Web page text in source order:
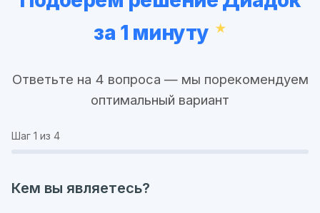
за 1 минуту
Ответьте на 4 вопроса — мы порекомендуем
оптимальный вариант
Шаг 1 из 4
Кем вы являетесь?